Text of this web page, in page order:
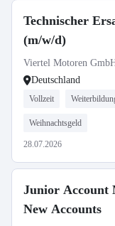
Technischer
(m/w/d)
Viertel Motoren
Deutschland
Vollzeit
Weihnachtsgeld
28.07.2026
Junior Account
New Accounts